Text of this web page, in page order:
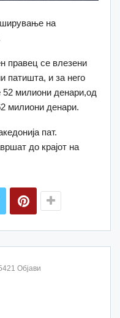
на
правец се влезени
патишта, и за него
52 милиони денари,од
милиони денари.
пат.
до крајот на
Објави